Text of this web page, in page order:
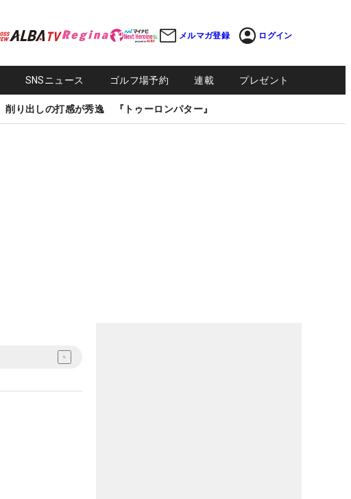
メルマガ登録 ログイン
SNSニュース ゴルフ場予約 連載 プレゼント
削り出しの打感が秀逸 『トゥーロンパター』